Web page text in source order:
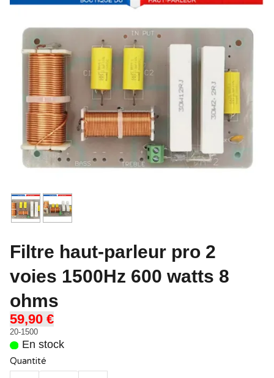
Filtre haut-parleur pro 2
voies 1500Hz 600 watts 8
ohms
59,90 €
20-1500
En stock
Quantité